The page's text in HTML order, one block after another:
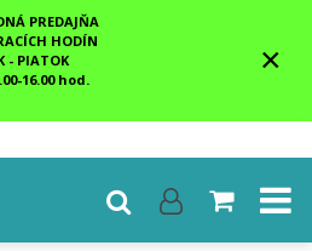
PREDAJŇA
HODÍN
- PIATOK
16.00 hod.
×